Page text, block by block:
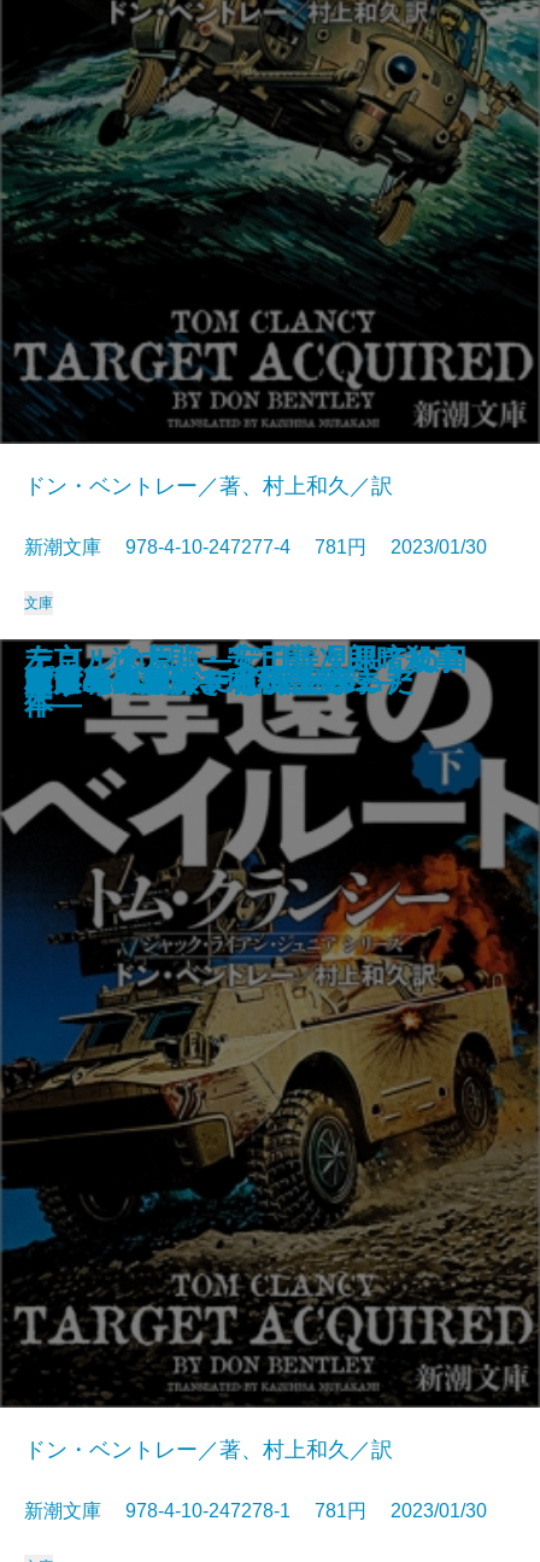
占
名探偵のはらわた
画家とモデル―宿命の出会い―
文豪ナビ 遠藤周作
影に対して―母をめぐる物語―
近鉄特急殺人事件
死神の棋譜
鏡影劇場〔上〕
鏡影劇場〔下〕
奪還のベイルート〔上〕
ドン・ベントレー／著、村上和久／訳
新潮文庫 978-4-10-247277-4 781円 2023/01/30
文庫
奪還のベイルート〔下〕
ドン・ベントレー／著、村上和久／訳
新潮文庫 978-4-10-247278-1 781円 2023/01/30
幽世の薬剤師3
人形島の殺人―呪殺島秘録―
テロルの原点―安田善次郎暗殺事
件―
雪月花―謎解き私小説―
プロジェクト・インソムニア
左京・遼太郎・安二郎 見果てぬ日
本
村田エフェンディ滞土録
コラムニストになりたかった
みずうみ